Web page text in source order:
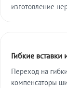
изготовление
Гибкие
Переход на
компенсаторы